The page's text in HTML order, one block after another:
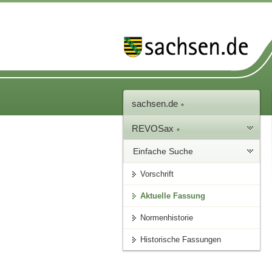
sachsen.de
REVOSax
Einfache Suche
Vorschrift
Aktuelle Fassung
Normenhistorie
Historische Fassungen